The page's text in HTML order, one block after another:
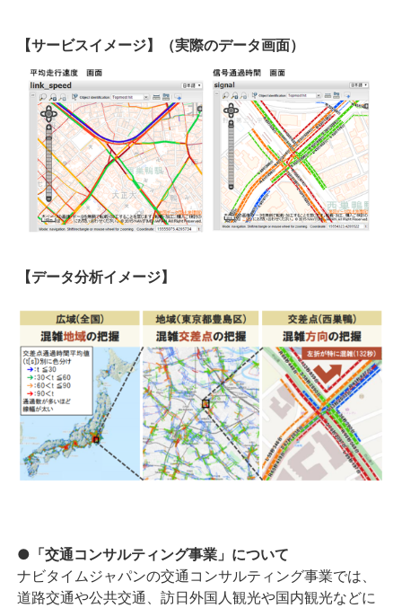
【サービスイメージ】（実際のデータ画面）
【データ分析イメージ】
●「交通コンサルティング事業」について
ナビタイムジャパンの交通コンサルティング事業では、
道路交通や公共交通、訪日外国人観光や国内観光などに